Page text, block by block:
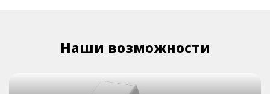
Наши возможности